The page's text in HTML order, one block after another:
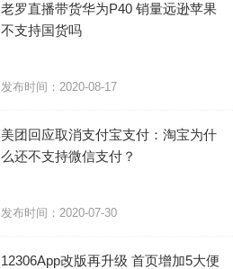
老罗直播带货华为P40 销量远逊苹果
不支持国货吗
发布时间：2020-08-17
美团回应取消支付宝支付：淘宝为什
么还不支持微信支付？
发布时间：2020-07-30
12306App改版再升级 首页增加5大便